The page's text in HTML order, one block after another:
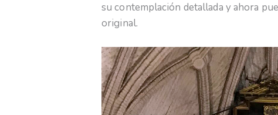
su contemplación detallada y ahora
original.